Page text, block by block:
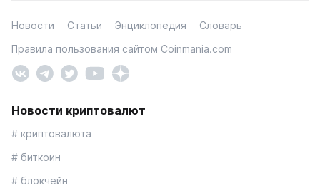
Новости Статьи Энциклопедия
Словарь
Правила пользования сайтом Coinmania.com
Новости криптовалют
# криптовалюта
# биткоин
# блокчейн